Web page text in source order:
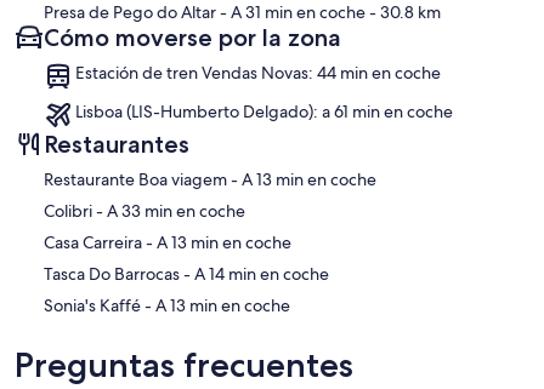
Presa de Pego do Altar- A 31 min en coche- 30.8 km
Cómo moverse por la zona
Estación de tren Vendas Novas: 44 min en coche
Lisboa (LIS-Humberto Delgado): a 61 min en coche
Restaurantes
‪Restaurante Boa viagem - ‬A 13 min en coche
‪Colibri - ‬A 33 min en coche
‪Casa Carreira - ‬A 13 min en coche
‪Tasca Do Barrocas - ‬A 14 min en coche
‪Sonia's Kaffé - ‬A 13 min en coche
Preguntas frecuentes